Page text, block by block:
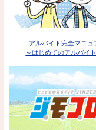
アルバイト完全マニュ
～はじめてのアルバイ